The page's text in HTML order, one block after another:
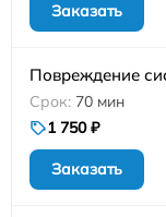
Заказать
Повреждение
70 мин
1 750 ₽
Заказать